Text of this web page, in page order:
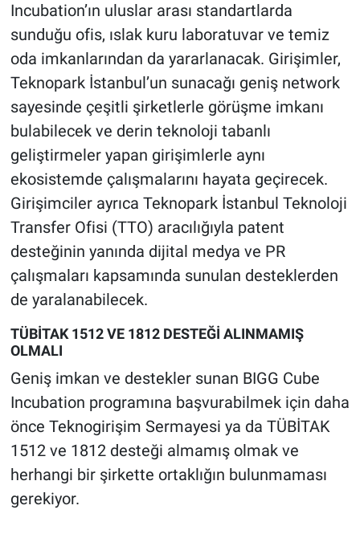
Incubation’ın uluslar arası standartlarda
sunduğu ofis, ıslak kuru laboratuvar ve temiz
oda imkanlarından da yararlanacak. Girişimler,
Teknopark İstanbul’un sunacağı geniş network
sayesinde çeşitli şirketlerle görüşme imkanı
bulabilecek ve derin teknoloji tabanlı
geliştirmeler yapan girişimlerle aynı
ekosistemde çalışmalarını hayata geçirecek.
Girişimciler ayrıca Teknopark İstanbul Teknoloji
Transfer Ofisi (TTO) aracılığıyla patent
desteğinin yanında dijital medya ve PR
çalışmaları kapsamında sunulan desteklerden
de yaralanabilecek.
TÜBİTAK 1512 VE 1812 DESTEĞİ ALINMAMIŞ
OLMALI
Geniş imkan ve destekler sunan BIGG Cube
Incubation programına başvurabilmek için daha
önce Teknogirişim Sermayesi ya da TÜBİTAK
1512 ve 1812 desteği almamış olmak ve
herhangi bir şirkette ortaklığın bulunmaması
gerekiyor.